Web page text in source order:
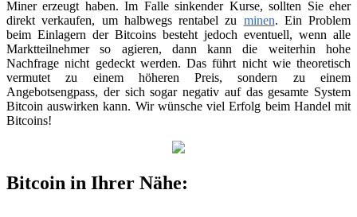
Miner erzeugt haben. Im Falle sinkender Kurse, sollten Sie eher
direkt verkaufen, um halbwegs rentabel zu minen. Ein Problem
beim Einlagern der Bitcoins besteht jedoch eventuell, wenn alle
Marktteilnehmer so agieren, dann kann die weiterhin hohe
Nachfrage nicht gedeckt werden. Das führt nicht wie theoretisch
vermutet zu einem höheren Preis, sondern zu einem
Angebotsengpass, der sich sogar negativ auf das gesamte System
Bitcoin auswirken kann. Wir wünsche viel Erfolg beim Handel mit
Bitcoins!
Bitcoin in Ihrer Nähe: